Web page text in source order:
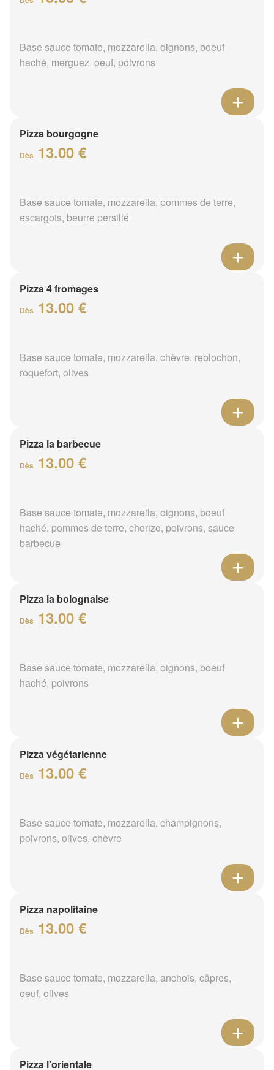
Base sauce tomate, mozzarella, oignons, boeuf
haché, merguez, oeuf, poivrons
Pizza bourgogne
Dès 13.00 €
Base sauce tomate, mozzarella, pommes de terre,
escargots, beurre persillé
Pizza 4 fromages
Dès 13.00 €
Base sauce tomate, mozzarella, chèvre, reblochon,
roquefort, olives
Pizza la barbecue
Dès 13.00 €
Base sauce tomate, mozzarella, oignons, boeuf
haché, pommes de terre, chorizo, poivrons, sauce
barbecue
Pizza la bolognaise
Dès 13.00 €
Base sauce tomate, mozzarella, oignons, boeuf
haché, poivrons
Pizza végétarienne
Dès 13.00 €
Base sauce tomate, mozzarella, champignons,
poivrons, olives, chèvre
Pizza napolitaine
Dès 13.00 €
Base sauce tomate, mozzarella, anchois, câpres,
oeuf, olives
Pizza l'orientale